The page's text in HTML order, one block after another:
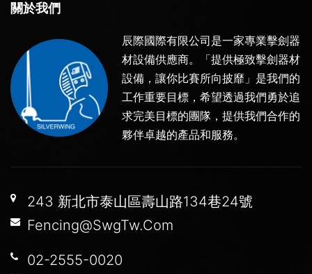
關於我們
辰際國際有限公司是一家專業擊劍器
材設備供應商。「提供極致擊劍器材
設備，讓你比賽所向披靡」是我們的
工作重要目標，希望透過我們勇於追
求完美目標的團隊，提供我們合作的
夥伴卓越的產品和服務。
243 新北市泰山區壽山路134巷24號
Fencing@SwgTw.Com
02-2555-0020